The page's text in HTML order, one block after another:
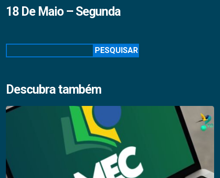
18 De Maio – Segunda
PESQUISAR
Descubra também